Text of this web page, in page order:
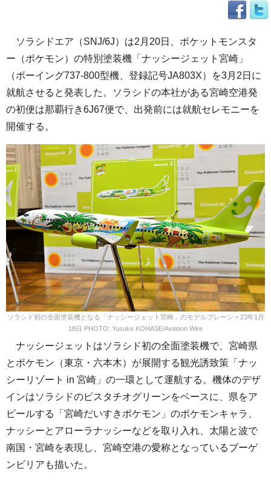
ソラシドエア（SNJ/6J）は2月20日、ポケットモンスタ
ー（ポケモン）の特別塗装機「ナッシージェット宮崎」
（ボーイング737-800型機、登録記号JA803X）を3月2日に
就航させると発表した。ソラシドの本社がある宮崎空港発
の初便は那覇行き6J67便で、出発前には就航セレモニーを
開催する。
ソラシド初の全面塗装機となる「ナッシージェット宮崎」のモデルプレーン＝23年1月
18日 PHOTO: Yusuke KOHASE/Aviation Wire
ナッシージェットはソラシド初の全面塗装機で、宮崎県
とポケモン（東京・六本木）が展開する観光誘致策「ナッ
シーリゾート in 宮崎」の一環として運航する。機体のデザ
インはソラシドのピスタチオグリーンをベースに、県をア
ピールする「宮崎だいすきポケモン」のポケモンキャラ、
ナッシーとアローラナッシーなどを取り入れ、太陽と波で
南国・宮崎を表現し、宮崎空港の愛称となっているブーゲ
ンビリアも描いた。